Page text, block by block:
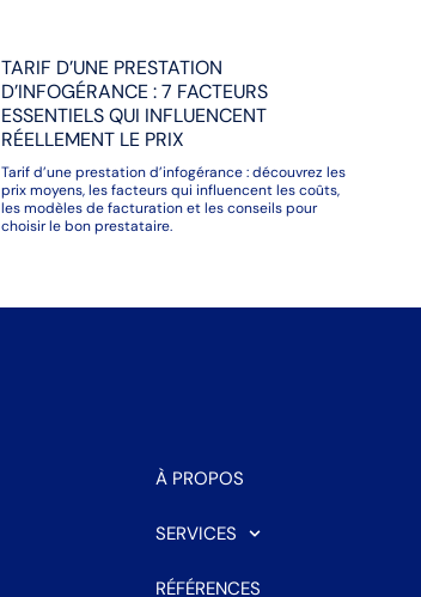
TARIF D’UNE PRESTATION
D’INFOGÉRANCE : 7 FACTEURS
ESSENTIELS QUI INFLUENCENT
RÉELLEMENT LE PRIX
Tarif d’une prestation d’infogérance : découvrez les
prix moyens, les facteurs qui influencent les coûts,
les modèles de facturation et les conseils pour
choisir le bon prestataire.
À PROPOS
SERVICES
RÉFÉRENCES